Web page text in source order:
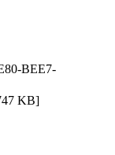
BEE7-
KB]